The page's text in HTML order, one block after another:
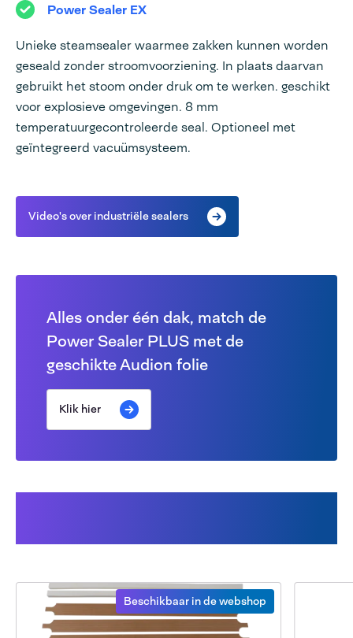
Power Sealer EX
Unieke steamsealer waarmee zakken kunnen worden
geseald zonder stroomvoorziening. In plaats daarvan
gebruikt het stoom onder druk om te werken. geschikt
voor explosieve omgevingen. 8 mm
temperatuurgecontroleerde seal. Optioneel met
geïntegreerd vacuümsysteem.
Video's over industriële sealers
Alles onder één dak, match de
Power Sealer PLUS met de
geschikte Audion folie
Klik hier
Beschikbaar in de webshop